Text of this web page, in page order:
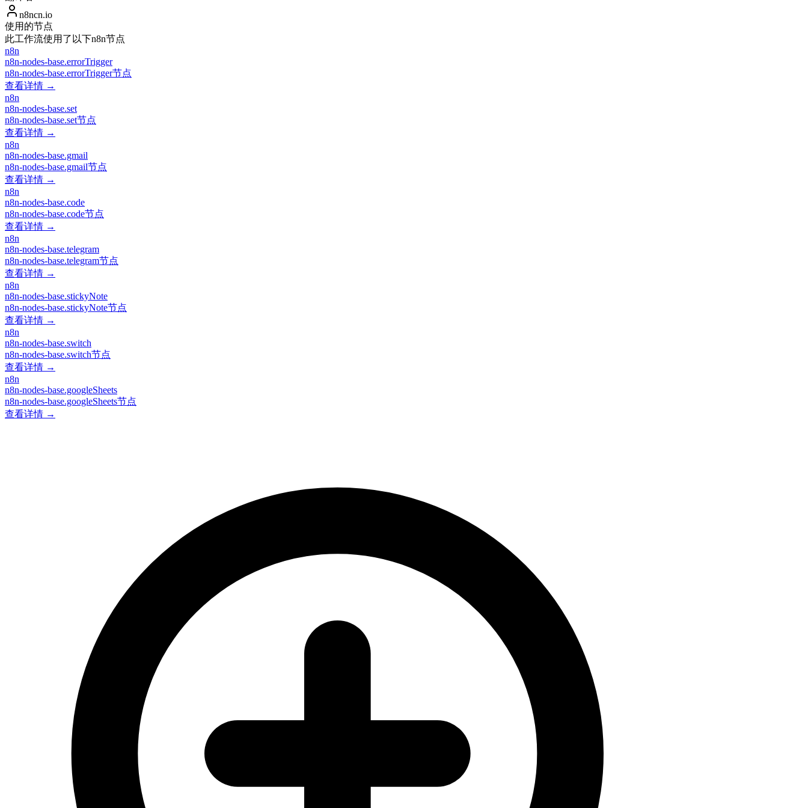
n8ncn.io
使用的节点
此工作流使用了以下n8n节点
n8n
n8n-nodes-base.errorTrigger
n8n-nodes-base.errorTrigger节点
查看详情 →
n8n
n8n-nodes-base.set
n8n-nodes-base.set节点
查看详情 →
n8n
n8n-nodes-base.gmail
n8n-nodes-base.gmail节点
查看详情 →
n8n
n8n-nodes-base.code
n8n-nodes-base.code节点
查看详情 →
n8n
n8n-nodes-base.telegram
n8n-nodes-base.telegram节点
查看详情 →
n8n
n8n-nodes-base.stickyNote
n8n-nodes-base.stickyNote节点
查看详情 →
n8n
n8n-nodes-base.switch
n8n-nodes-base.switch节点
查看详情 →
n8n
n8n-nodes-base.googleSheets
n8n-nodes-base.googleSheets节点
查看详情 →